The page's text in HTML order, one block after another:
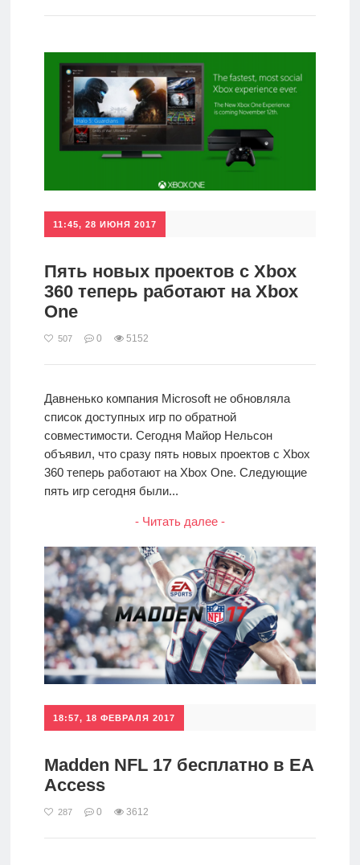
Мобильное
Культовые
игры
11:45, 28 ИЮНЯ 2017
Пять новых проектов с Xbox
360 теперь работают на Xbox
One
507 0 5152
Давненько компания Microsoft не обновляла
список доступных игр по обратной
совместимости. Сегодня Майор Нельсон
объявил, что сразу пять новых проектов с Xbox
360 теперь работают на Xbox One. Следующие
пять игр сегодня были...
- Читать далее -
18:57, 18 ФЕВРАЛЯ 2017
Madden NFL 17 бесплатно в EA
Access
287 0 3612